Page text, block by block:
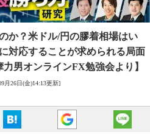
か？米ドル/円の膠着相場はい
対応することが求められる局面
男オンラインFX勉強会より】
月26日(金)14:13更新]